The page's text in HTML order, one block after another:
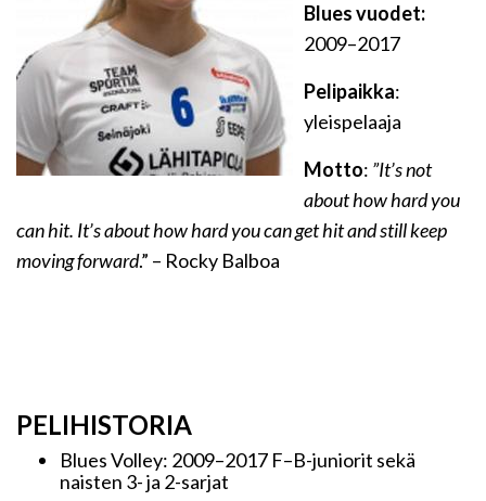
Blues vuodet:
2009–2017
Pelipaikka:
yleispelaaja
Motto: ”It’s not
about how hard you
can hit. It’s about how hard you can get hit and still keep
moving forward.” – Rocky Balboa
PELIHISTORIA
Blues Volley: 2009–2017 F–B-juniorit sekä
naisten 3- ja 2-sarjat